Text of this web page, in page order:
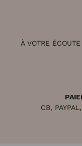
À VOTRE
CB,